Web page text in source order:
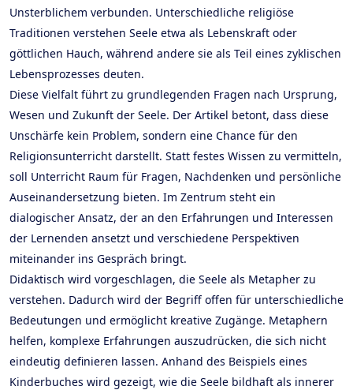
Unsterblichem verbunden. Unterschiedliche religiöse
Traditionen verstehen Seele etwa als Lebenskraft oder
göttlichen Hauch, während andere sie als Teil eines zyklischen
Lebensprozesses deuten.
Diese Vielfalt führt zu grundlegenden Fragen nach Ursprung,
Wesen und Zukunft der Seele. Der Artikel betont, dass diese
Unschärfe kein Problem, sondern eine Chance für den
Religionsunterricht darstellt. Statt festes Wissen zu vermitteln,
soll Unterricht Raum für Fragen, Nachdenken und persönliche
Auseinandersetzung bieten. Im Zentrum steht ein
dialogischer Ansatz, der an den Erfahrungen und Interessen
der Lernenden ansetzt und verschiedene Perspektiven
miteinander ins Gespräch bringt.
Didaktisch wird vorgeschlagen, die Seele als Metapher zu
verstehen. Dadurch wird der Begriff offen für unterschiedliche
Bedeutungen und ermöglicht kreative Zugänge. Metaphern
helfen, komplexe Erfahrungen auszudrücken, die sich nicht
eindeutig definieren lassen. Anhand des Beispiels eines
Kinderbuches wird gezeigt, wie die Seele bildhaft als innerer